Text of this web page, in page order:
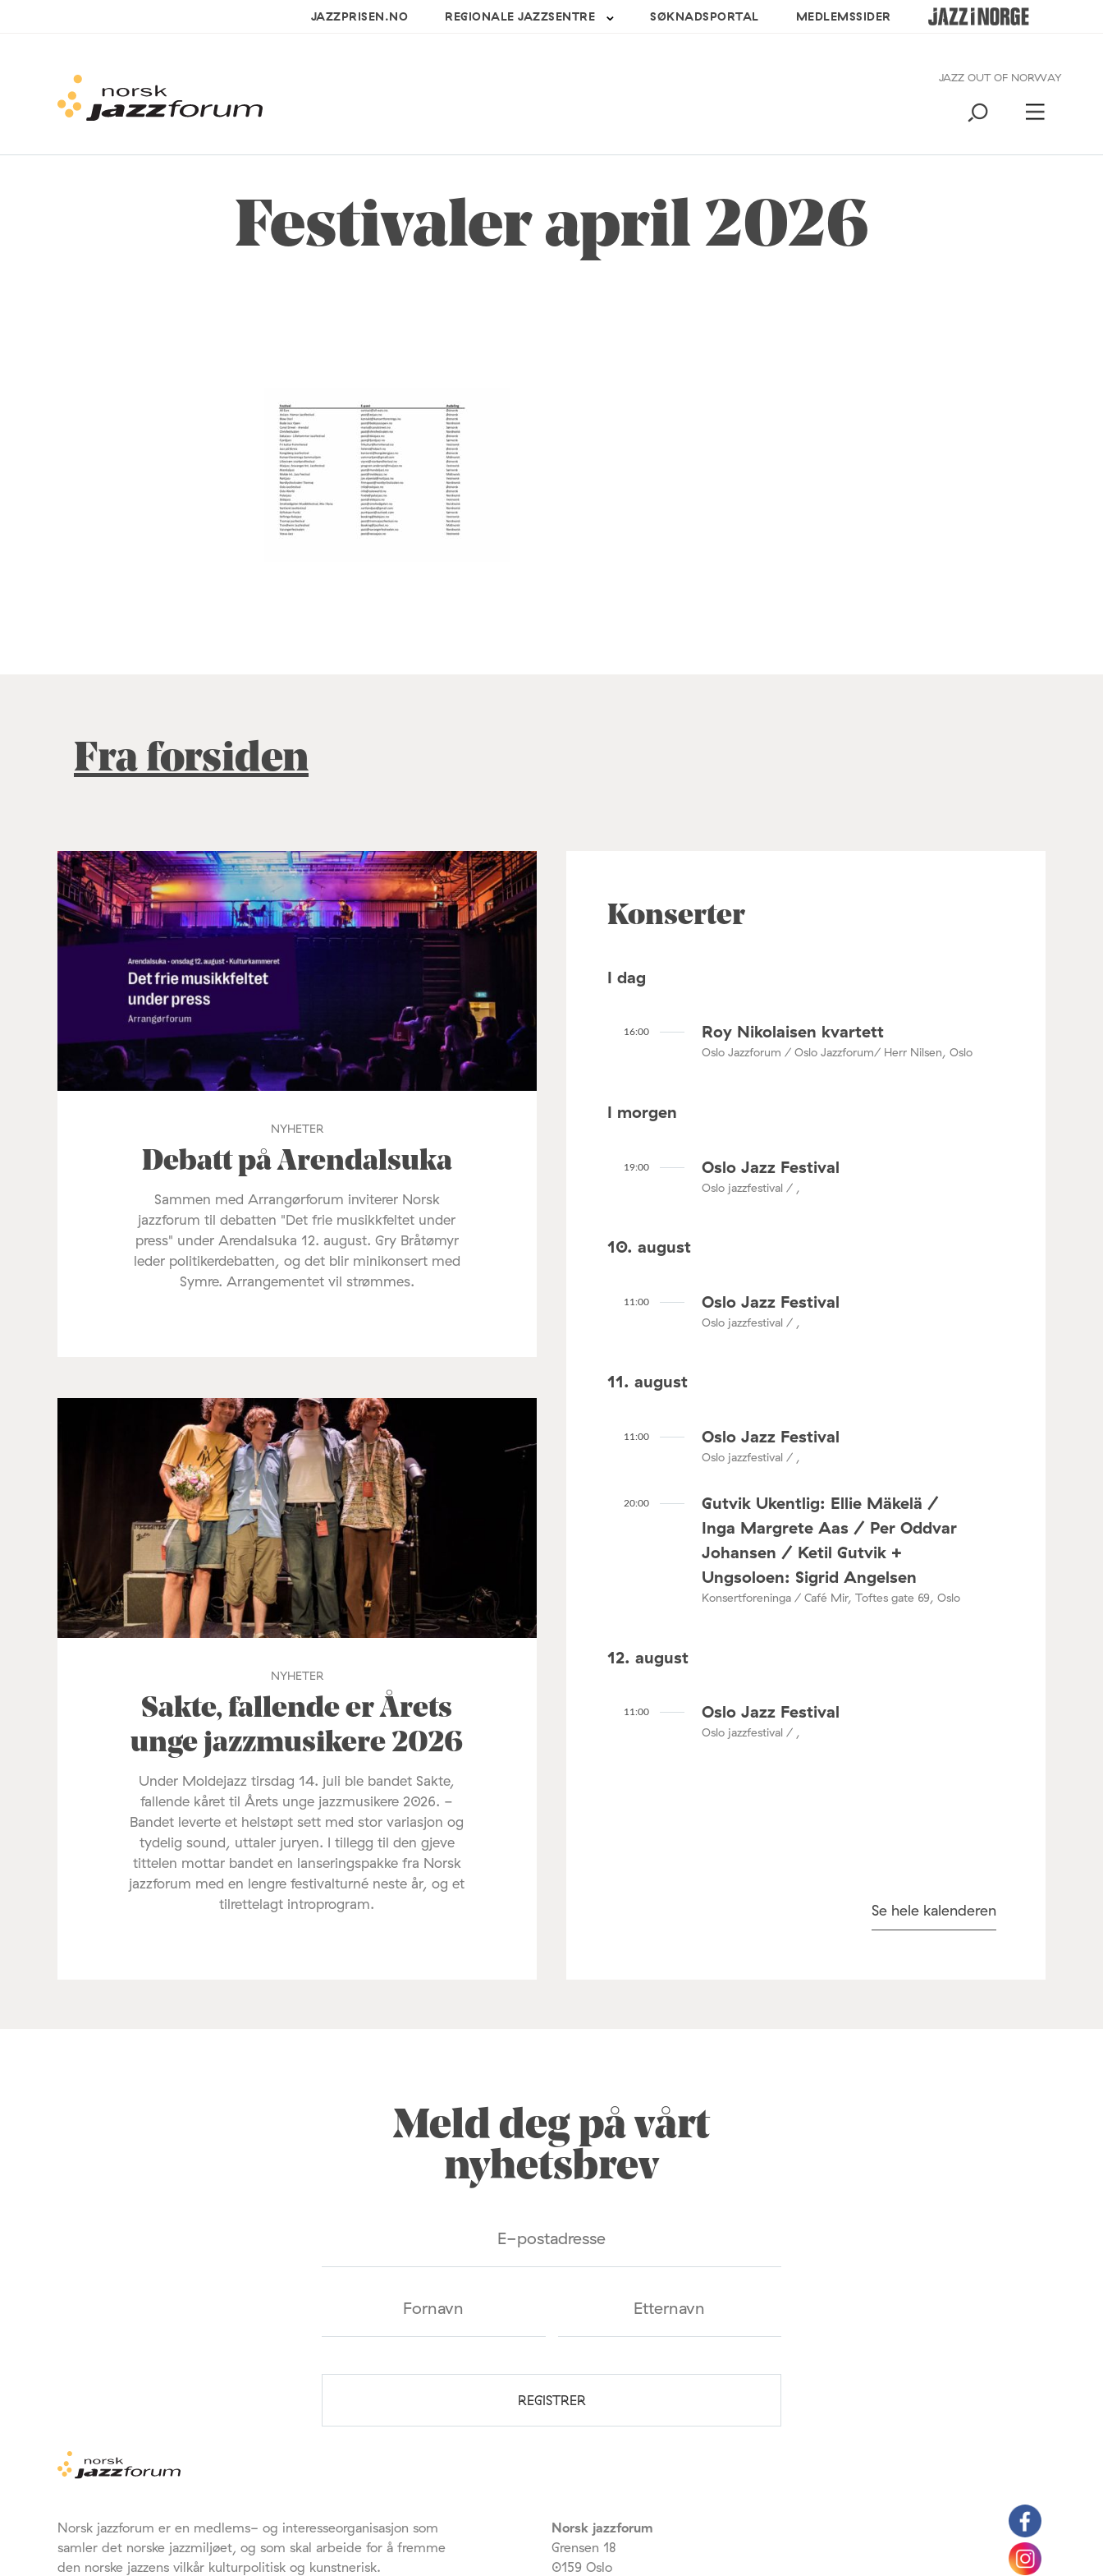
JAZZPRISEN.NO REGIONALE JAZZSENTRE SØKNADSPORTAL MEDLEMSSIDER
JAZZ OUT OF NORWAY
Festivaler april 2026
Fra forsiden
NYHETER
Debatt på Arendalsuka
Sammen med Arrangørforum inviterer Norsk
jazzforum til debatten "Det frie musikkfeltet under
press" under Arendalsuka 12. august. Gry Bråtømyr
leder politikerdebatten, og det blir minikonsert med
Symre. Arrangementet vil strømmes.
NYHETER
Sakte, fallende er Årets
unge jazzmusikere 2026
Under Moldejazz tirsdag 14. juli ble bandet Sakte,
fallende kåret til Årets unge jazzmusikere 2026. -
Bandet leverte et helstøpt sett med stor variasjon og
tydelig sound, uttaler juryen. I tillegg til den gjeve
tittelen mottar bandet en lanseringspakke fra Norsk
jazzforum med en lengre festivalturné neste år, og et
tilrettelagt introprogram.
Konserter
I dag
16:00 Roy Nikolaisen kvartett
Oslo Jazzforum / Oslo Jazzforum/ Herr Nilsen, Oslo
I morgen
19:00 Oslo Jazz Festival
Oslo jazzfestival / ,
10. august
11:00 Oslo Jazz Festival
Oslo jazzfestival / ,
11. august
11:00 Oslo Jazz Festival
Oslo jazzfestival / ,
20:00
Gutvik Ukentlig: Ellie Mäkelä /
Inga Margrete Aas / Per Oddvar
Johansen / Ketil Gutvik +
Ungsoloen: Sigrid Angelsen
Konsertforeninga / Café Mir, Toftes gate 69, Oslo
12. august
11:00 Oslo Jazz Festival
Oslo jazzfestival / ,
Se hele kalenderen
Meld deg på vårt
nyhetsbrev
Norsk jazzforum er en medlems- og interesseorganisasjon som
samler det norske jazzmiljøet, og som skal arbeide for å fremme
den norske jazzens vilkår kulturpolitisk og kunstnerisk.
Norsk jazzforum
Grensen 18
0159 Oslo